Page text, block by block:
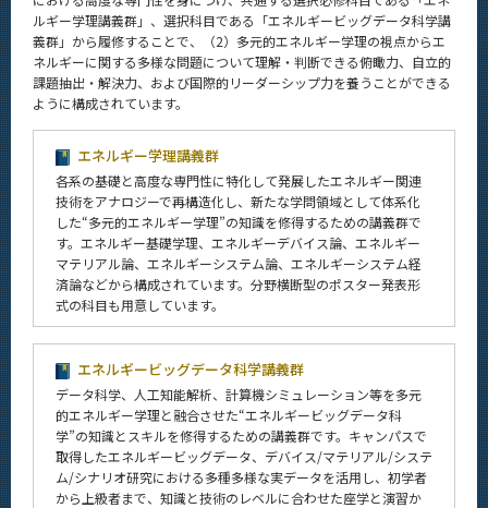
ルギー学理講義群」、選択科目である「エネルギービッグデータ科学講
義群」から履修することで、（2）多元的エネルギー学理の視点からエ
ネルギーに関する多様な問題について理解・判断できる俯瞰力、自立的
課題抽出・解決力、および国際的リーダーシップ力を養うことができる
ように構成されています。
エネルギー学理講義群
各系の基礎と高度な専門性に特化して発展したエネルギー関連
技術をアナロジーで再構造化し、新たな学問領域として体系化
した“多元的エネルギー学理”の知識を修得するための講義群で
す。エネルギー基礎学理、エネルギーデバイス論、エネルギー
マテリアル論、エネルギーシステム論、エネルギーシステム経
済論などから構成されています。分野横断型のポスター発表形
式の科目も用意しています。
エネルギービッグデータ科学講義群
データ科学、人工知能解析、計算機シミュレーション等を多元
的エネルギー学理と融合させた“エネルギービッグデータ科
学”の知識とスキルを修得するための講義群です。キャンパスで
取得したエネルギービッグデータ、デバイス/マテリアル/システ
ム/シナリオ研究における多種多様な実データを活用し、初学者
から上級者まで、知識と技術のレベルに合わせた座学と演習か
サイト構成
CLOSE